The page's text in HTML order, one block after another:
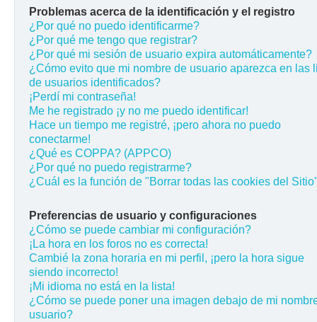
Problemas acerca de la identificación y el registro
¿Por qué no puedo identificarme?
¿Por qué me tengo que registrar?
¿Por qué mi sesión de usuario expira automáticamente?
¿Cómo evito que mi nombre de usuario aparezca en las
de usuarios identificados?
¡Perdí mi contraseña!
Me he registrado ¡y no me puedo identificar!
Hace un tiempo me registré, ¡pero ahora no puedo
conectarme!
¿Qué es COPPA? (APPCO)
¿Por qué no puedo registrarme?
¿Cuál es la función de "Borrar todas las cookies del
Preferencias de usuario y configuraciones
¿Cómo se puede cambiar mi configuración?
¡La hora en los foros no es correcta!
Cambié la zona horaria en mi perfil, ¡pero la hora sigue
siendo incorrecto!
¡Mi idioma no está en la lista!
¿Cómo se puede poner una imagen debajo de mi
usuario?